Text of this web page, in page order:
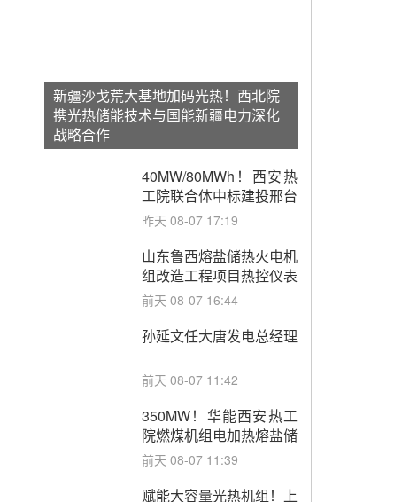
新疆沙戈荒大基地加码光热！西北院
携光热储能技术与国能新疆电力深化
战略合作
40MW/80MWh！西安热
工院联合体中标建投邢台
热电熔盐储热调峰调频改
昨天 08-07 17:19
山东鲁西熔盐储热火电机
组改造工程项目热控仪表
成套设备采购
前天 08-07 16:44
孙延文任大唐发电总经理
前天 08-07 11:42
350MW！华能西安热工
院燃煤机组电加热熔盐储
能提升机组灵活性改造项
务采购
前天 08-07 11:39
赋能大容量光热机组！上